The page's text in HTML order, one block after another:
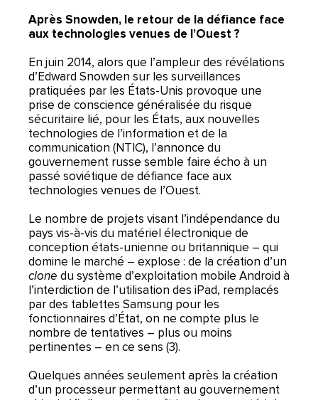
Après Snowden, le retour de la défiance face
aux technologies venues de l’Ouest ?
En juin 2014, alors que l’ampleur des révélations
d’Edward Snowden sur les surveillances
pratiquées par les États-Unis provoque une
prise de conscience généralisée du risque
sécuritaire lié, pour les États, aux nouvelles
technologies de l’information et de la
communication (NTIC), l’annonce du
gouvernement russe semble faire écho à un
passé soviétique de défiance face aux
technologies venues de l’Ouest.
Le nombre de projets visant l’indépendance du
pays vis-à-vis du matériel électronique de
conception états-unienne ou britannique – qui
domine le marché – explose : de la création d’un
clone du système d’exploitation mobile Android à
l’interdiction de l’utilisation des iPad, remplacés
par des tablettes Samsung pour les
fonctionnaires d’État, on ne compte plus le
nombre de tentatives – plus ou moins
pertinentes – en ce sens (3).
Quelques années seulement après la création
d’un processeur permettant au gouvernement